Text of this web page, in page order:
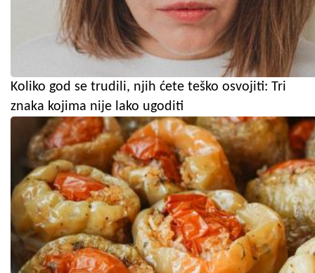
Koliko god se trudili, njih ćete teško osvojiti: Tri
znaka kojima nije lako ugoditi